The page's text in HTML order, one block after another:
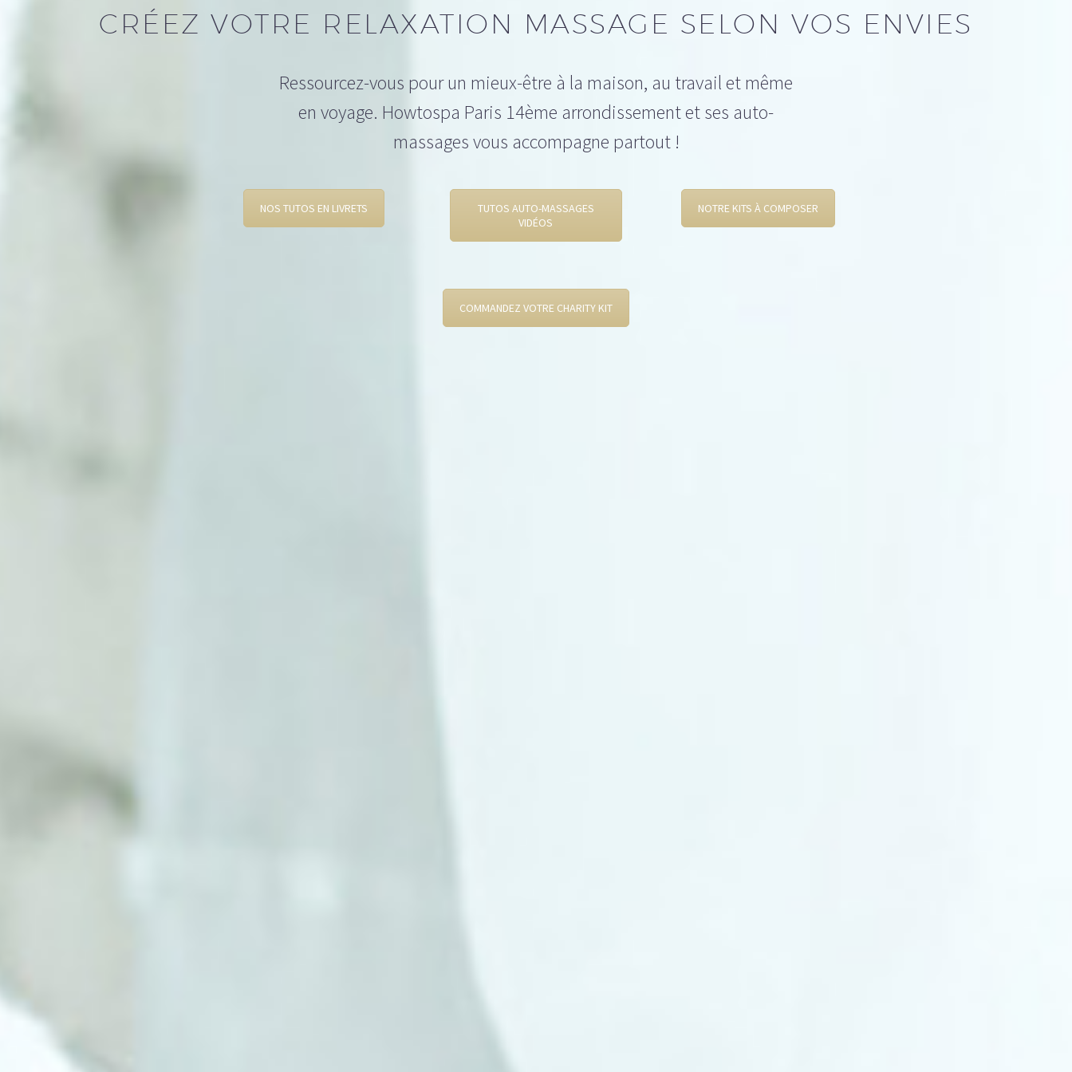
CRÉEZ VOTRE RELAXATION MASSAGE SELON VOS ENVIES
Ressourcez-vous pour un mieux-être à la maison, au travail et même
en voyage. Howtospa Paris 14ème arrondissement et ses auto-
massages vous accompagne partout !
NOS TUTOS EN LIVRETS
TUTOS AUTO-MASSAGES
VIDÉOS
NOTRE KITS À COMPOSER
COMMANDEZ VOTRE CHARITY KIT